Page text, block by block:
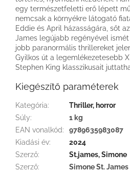
egy természetfeletti erő lépett
nemcsak a környékre látogató
Eddie és April házasságára, sőt
James legújabb regényével
jobb paranormális thrillereket
Gyilkos út a legemlékezetesebb
Stephen King klasszikusait
Kiegészítő paraméterek
Kategória:
Thriller, horror
Súly:
1 kg
EAN vonalkód:
9789635983087
Kiadási év:
2024
Szerző:
St.james, Simone
Szerző:
Simone St. James